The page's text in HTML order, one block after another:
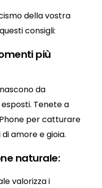
della vostra
consigli:
più
da
Tenete a
per catturare
amore e gioia.
naturale:
valorizza i